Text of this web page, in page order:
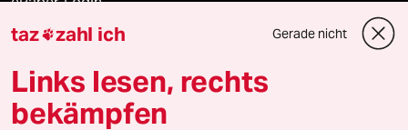
Downloads für Abonnierende
taz zahl ich Gerade nicht
Links lesen, rechts
bekämpfen